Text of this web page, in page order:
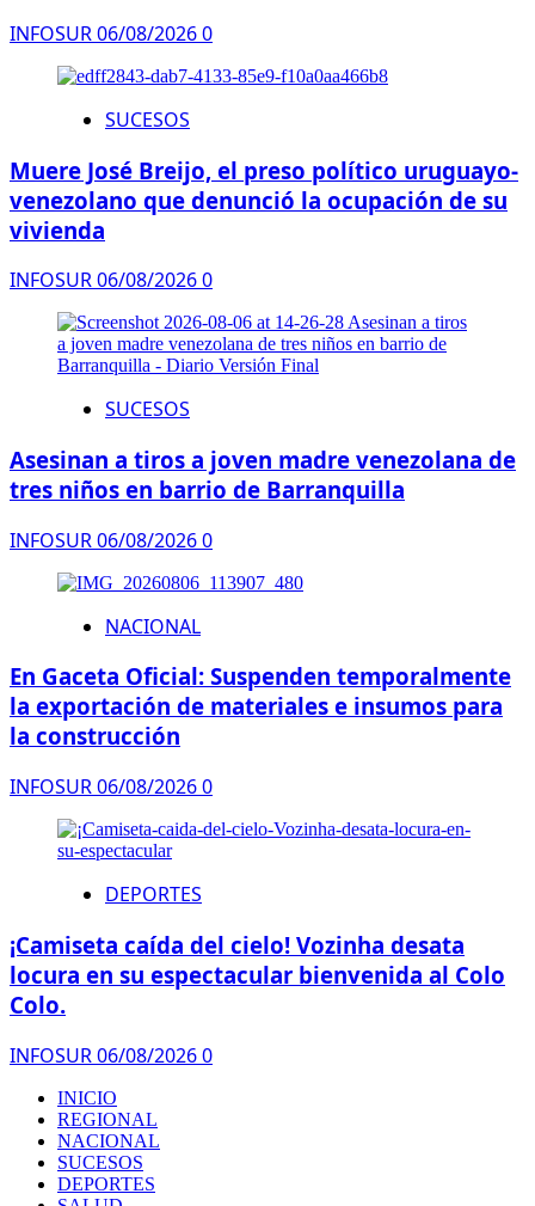
INFOSUR06/08/20260
SUCESOS
Muere José Breijo, el preso político uruguayo-
venezolano que denunció la ocupación de su
vivienda
INFOSUR06/08/20260
SUCESOS
Asesinan a tiros a joven madre venezolana de
tres niños en barrio de Barranquilla
INFOSUR06/08/20260
NACIONAL
En Gaceta Oficial: Suspenden temporalmente
la exportación de materiales e insumos para
la construcción
INFOSUR06/08/20260
DEPORTES
¡Camiseta caída del cielo! Vozinha desata
locura en su espectacular bienvenida al Colo
Colo.
INFOSUR06/08/20260
INICIO
REGIONAL
NACIONAL
SUCESOS
DEPORTES